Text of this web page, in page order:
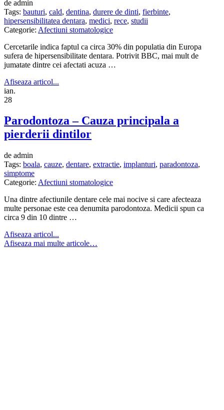
de admin
Tags: bauturi, cald, dentina, durere de dinti, fierbinte,
hipersensibilitatea dentara, medici, rece, studii
Categorie: Afectiuni stomatologice
Cercetarile indica faptul ca circa 30% din populatia din Europa
sufera de hipersensibilitate dentara. Potrivit BBC, mai mult de
jumatate dintre cei afectati acuza …
Afiseaza articol...
ian.
28
Parodontoza – Cauza principala a
pierderii dintilor
de admin
Tags: boala, cauze, dentare, extractie, implanturi, paradontoza,
simptome
Categorie: Afectiuni stomatologice
Una dintre afectiunile dentare cele mai nocive si care afecteaza
multe personae este cea denumita parodontoza. Medicii spun ca
circa 9 din 10 dintre …
Afiseaza articol...
Afiseaza mai multe articole…